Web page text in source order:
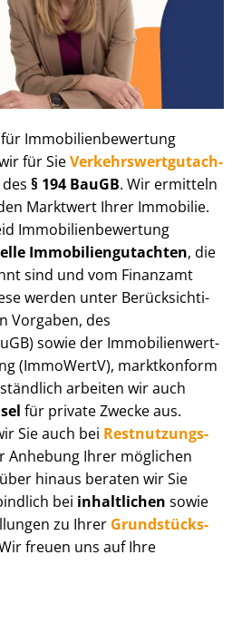
für Im­mo­bi­li­en­be­wer­tung
für SieVer­kehrs­wert­gut­ach­
§ 194 BauGB. Wir ermitteln
Marktwert Ihrer Immobilie.
Im­mo­bi­li­en­be­wer­tung
Im­mo­bi­li­en­gut­ach­ten, die
sind und vom Finanzamt
werden unter Be­rück­sich­ti­
Vorgaben, des
sowie der Im­mo­bi­li­en­wert­
(ImmoWertV), marktkonform
arbeiten wir auch
für private Zwecke aus.
Sie auch bei Rest­nut­zungs­
Anhebung Ihrer möglichen
hinaus beraten wir Sie
bei inhaltlichen sowie
zu Ihrer Grund­stücks­
freuen uns auf Ihre